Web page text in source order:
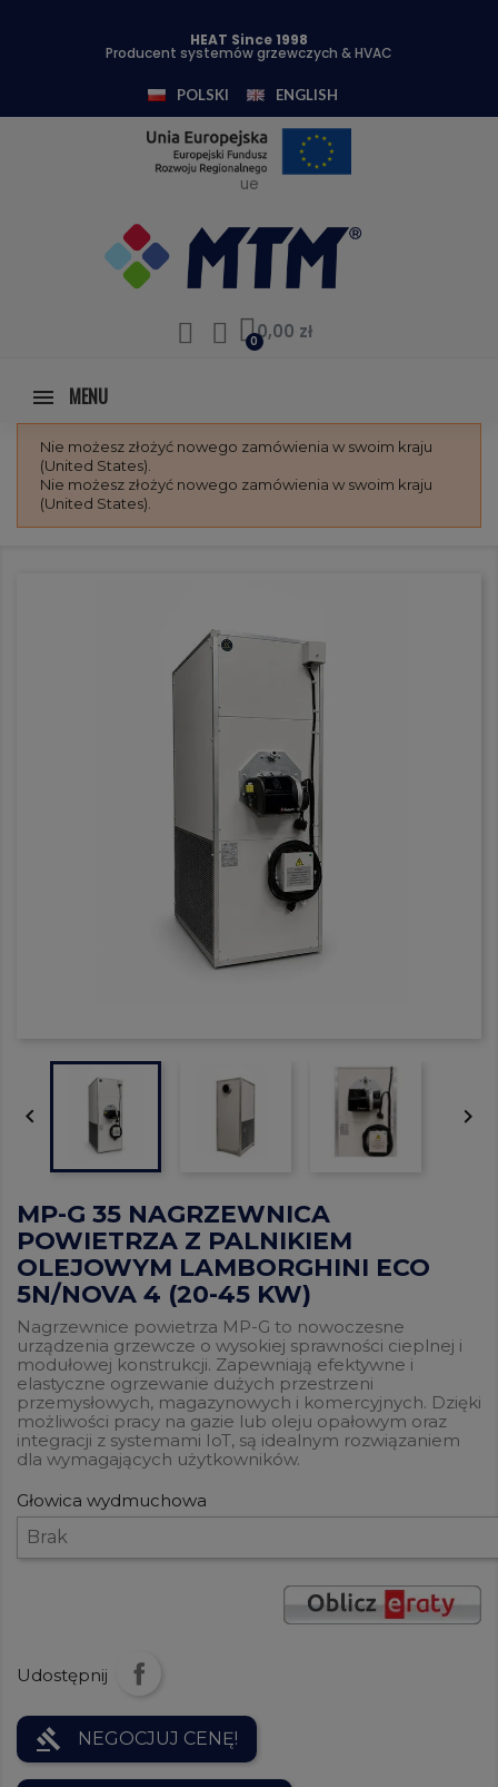
HEAT Since 1998
Producent systemów grzewczych & HVAC
POLSKI ENGLISH
ue
0,00 zł
MENU
Nie możesz złożyć nowego zamówienia w swoim kraju
(United States).
Nie możesz złożyć nowego zamówienia w swoim kraju
(United States).
 
MP-G 35 NAGRZEWNICA
POWIETRZA Z PALNIKIEM
OLEJOWYM LAMBORGHINI ECO
5N/NOVA 4 (20-45 KW)
Nagrzewnice powietrza MP-G to nowoczesne
urządzenia grzewcze o wysokiej sprawności cieplnej i
modułowej konstrukcji. Zapewniają efektywne i
elastyczne ogrzewanie dużych przestrzeni
przemysłowych, magazynowych i komercyjnych. Dzięki
możliwości pracy na gazie lub oleju opałowym oraz
integracji z systemami IoT, są idealnym rozwiązaniem
dla wymagających użytkowników.
Głowica wydmuchowa
Udostępnij
gavel NEGOCJUJ CENĘ!